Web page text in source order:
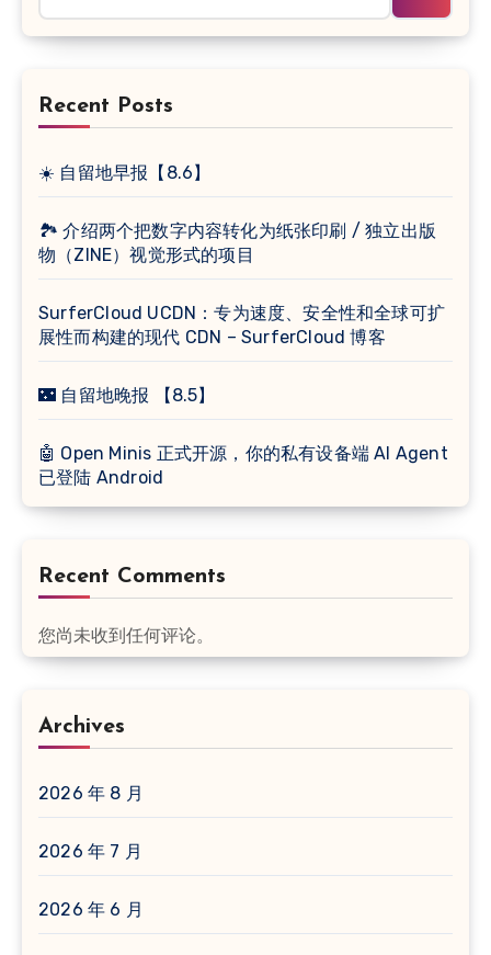
Recent Posts
☀️ 自留地早报【8.6】
🏞 介绍两个把数字内容转化为纸张印刷 / 独立出版
物（ZINE）视觉形式的项目
SurferCloud UCDN：专为速度、安全性和全球可扩
展性而构建的现代 CDN – SurferCloud 博客
🌃 自留地晚报 【8.5】
🤖 Open Minis 正式开源，你的私有设备端 AI Agent
已登陆 Android
Recent Comments
您尚未收到任何评论。
Archives
2026 年 8 月
2026 年 7 月
2026 年 6 月